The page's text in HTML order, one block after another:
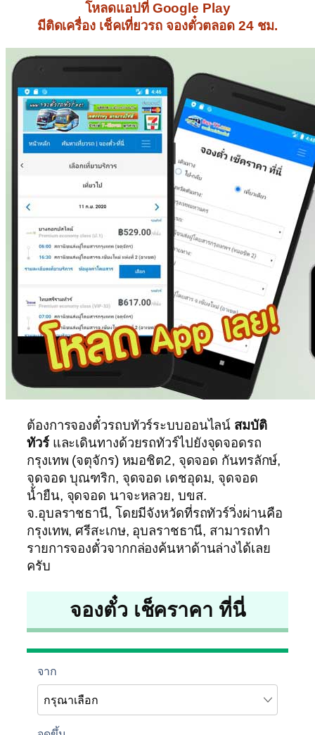
โหลดแอปที่ Google Play
มีติดเครื่อง เช็คเที่ยวรถ จองตั๋วตลอด 24 ชม.
ต้องการจองตั๋วรถบทัวร์ระบบออนไลน์ สมบัติ
ทัวร์และเดินทางด้วยรถทัวร์ไปยังจุดจอดรถ
กรุงเทพ (จตุจักร) หมอชิต2, จุดจอด กันทรลักษ์,
จุดจอด บุณฑริก, จุดจอด เดชอุดม, จุดจอด
น้ำยืน, จุดจอด นาจะหลวย, บขส.
จ.อุบลราชธานี, โดยมีจังหวัดที่รถทัวร์วิ่งผ่านคือ
กรุงเทพ, ศรีสะเกษ, อุบลราชธานี, สามารถทำ
รายการจองตั๋วจากกล่องค้นหาด้านล่างได้เลย
ครับ
จองตั๋ว เช็คราคา ที่นี่